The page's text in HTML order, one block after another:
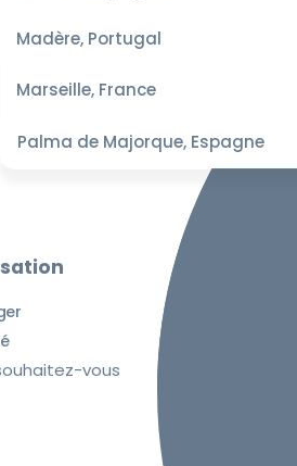
Madère, Portugal
Marseille, France
Palma de Majorque, Espagne
vous